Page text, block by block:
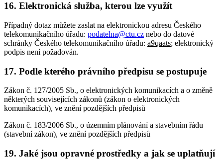
16. Elektronická služba, kterou lze využít
Případný dotaz můžete zaslat na elektronickou adresu Českého
telekomunikačního úřadu: podatelna@ctu.cz nebo do datové
schránky Českého telekomunikačního úřadu: a9qaats; elektronický
podpis není požadován.
17. Podle kterého právního předpisu se postupuje
Zákon č. 127/2005 Sb., o elektronických komunikacích a o změně
některých souvisejících zákonů (zákon o elektronických
komunikacích), ve znění pozdějších předpisů
Zákon č. 183/2006 Sb., o územním plánování a stavebním řádu
(stavební zákon), ve znění pozdějších předpisů
19. Jaké jsou opravné prostředky a jak se uplatňují